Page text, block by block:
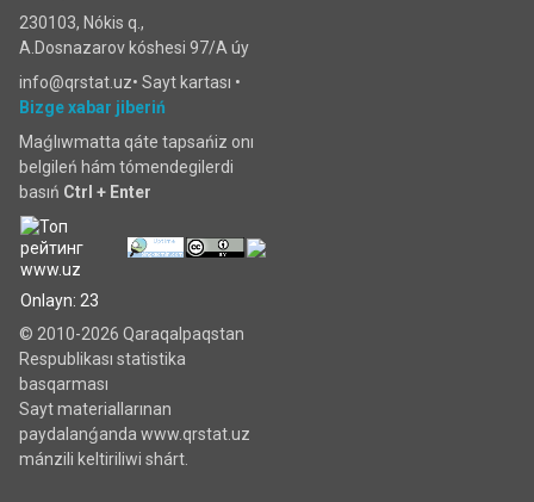
230103, Nókis q.,
A.Dosnazarov kóshesi 97/A úy
info@qrstat.uz• Sayt kartası •
Bizge xabar jiberiń
Maǵlıwmatta qáte tapsańiz onı
belgileń hám tómendegilerdi
basıń Ctrl + Enter
Onlayn: 23
© 2010-2026 Qaraqalpaqstan
Respublikası statistika
basqarması
Sayt materiallarınan
paydalanǵanda www.qrstat.uz
mánzili keltiriliwi shárt.